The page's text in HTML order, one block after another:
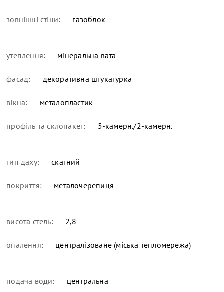
зовнішні стіни: газоблок
утеплення: мінеральна вата
фасад: декоративна штукатурка
вікна: металопластик
профіль та склопакет: 5-камерн./2-камерн.
тип даху: скатний
покриття: металочерепиця
висота стель: 2,8
опалення: централізоване (міська тепломережа)
подача води: центральна